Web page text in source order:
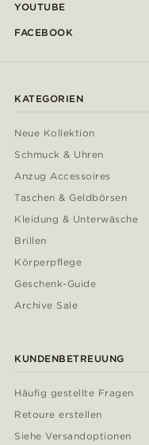
YOUTUBE
FACEBOOK
KATEGORIEN
Neue Kollektion
Schmuck & Uhren
Anzug Accessoires
Taschen & Geldbörsen
Kleidung & Unterwäsche
Brillen
Körperpflege
Geschenk-Guide
Archive Sale
KUNDENBETREUUNG
Häufig gestellte Fragen
Retoure erstellen
Siehe Versandoptionen